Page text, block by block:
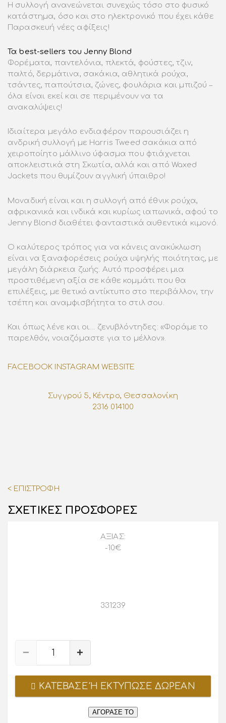
Η συλλογή ανανεώνεται συνεχώς τόσο στο φυσικό
κατάστημα, όσο και στο ηλεκτρονικό που έχει κάθε
Παρασκευή νέες αφίξεις!
Τα best-sellers του Jenny Blond
Φορέματα, παντελόνια, πλεκτά, φούστες, τζιν,
παλτό, δερμάτινα, σακάκια, αθλητικά ρούχα,
τσάντες, παπούτσια, ζώνες, φουλάρια και μπιζού –
όλα είναι εκεί και σε περιμένουν να τα
ανακαλύψεις!
Ιδιαίτερα μεγάλο ενδιαφέρον παρουσιάζει η
ανδρική συλλογή με Harris Tweed σακάκια από
χειροποίητο μάλλινο ύφασμα που φτιάχνεται
αποκλειστικά στη Σκωτία, αλλά και από Waxed
Jackets που θυμίζουν αγγλική ύπαιθρο!
Μοναδική είναι και η συλλογή από έθνικ ρούχα,
αφρικανικά και ινδικά και κυρίως ιαπωνικά, αφού το
Jenny Blond διαθέτει φανταστικά αυθεντικά κιμονό.
Ο καλύτερος τρόπος για να κάνεις ανακύκλωση
είναι να ξαναφορέσεις ρούχα υψηλής ποιότητας, με
μεγάλη διάρκεια ζωής. Αυτό προσφέρει μια
προστιθέμενη αξία σε κάθε κομμάτι που θα
επιλέξεις, με θετικό αντίκτυπο στο περιβάλλον, την
τσέπη και αναμφισβήτητα το στιλ σου.
Και όπως λένε και οι… ζενυβλόντηδες: «Φοράμε το
παρελθόν, νοιαζόμαστε για το μέλλον».
FACEBOOK INSTAGRAM WEBSITE
Συγγρού 5, Κέντρο, Θεσσαλονίκη
2316 014100
< ΕΠΙΣΤΡΟΦΗ
ΣΧΕΤΙΚΕΣ ΠΡΟΣΦΟΡΕΣ
ΑΞΙΑΣ:
-10€
331238
STORE
− +
ΚΑΤΕΒΑΣΕ Ή ΕΚΤΥΠΩΣΕ ΔΩΡΕΑΝ
ΑΓΟΡΑΣΕ ΤΟ